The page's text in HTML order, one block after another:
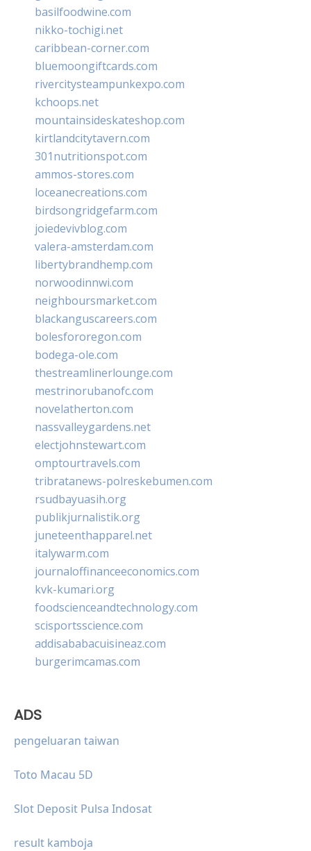
basilfoodwine.com
nikko-tochigi.net
caribbean-corner.com
bluemoongiftcards.com
rivercitysteampunkexpo.com
kchoops.net
mountainsideskateshop.com
kirtlandcitytavern.com
301nutritionspot.com
ammos-stores.com
loceanecreations.com
birdsongridgefarm.com
joiedevivblog.com
valera-amsterdam.com
libertybrandhemp.com
norwoodinnwi.com
neighboursmarket.com
blackanguscareers.com
bolesfororegon.com
bodega-ole.com
thestreamlinerlounge.com
mestrinorubanofc.com
novelatherton.com
nassvalleygardens.net
electjohnstewart.com
omptourtravels.com
tribratanews-polreskebumen.com
rsudbayuasih.org
publikjurnalistik.org
juneteenthapparel.net
italywarm.com
journaloffinanceeconomics.com
kvk-kumari.org
foodscienceandtechnology.com
scisportsscience.com
addisababacuisineaz.com
burgerimcamas.com
ADS
pengeluaran taiwan
Toto Macau 5D
Slot Deposit Pulsa Indosat
result kamboja